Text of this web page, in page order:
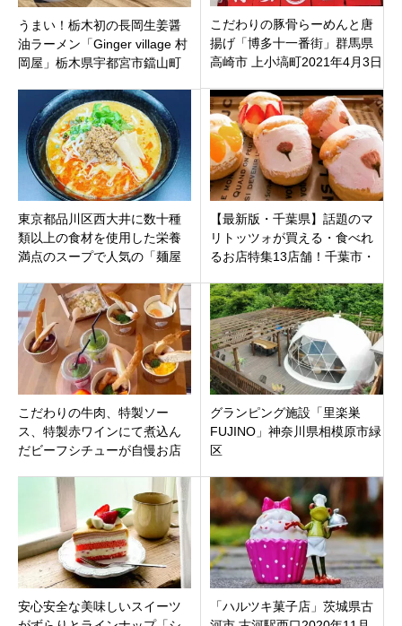
うまい！栃木初の長岡生姜醤
油ラーメン「Ginger village 村
岡屋」栃木県宇都宮市鐺山町
こだわりの豚骨らーめんと唐
揚げ「博多十一番街」群馬県
高崎市 上小塙町2021年4月3日
東京都品川区西大井に数十種
類以上の食材を使用した栄養
満点のスープで人気の「麺屋
す。
【最新版・千葉県】話題のマ
リトッツォが買える・食べれ
るお店特集13店舗！千葉市・
安市・香取市・流山市
こだわりの牛肉、特製ソー
ス、特製赤ワインにて煮込ん
だビーフシチューが自慢お店
広町にオープン
グランピング施設「里楽巣
FUJINO」神奈川県相模原市緑
区
安心安全な美味しいスイーツ
「ハルツキ菓子店」茨城県古